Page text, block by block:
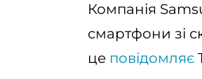
Компанія
смартфони зі
це повідомляє